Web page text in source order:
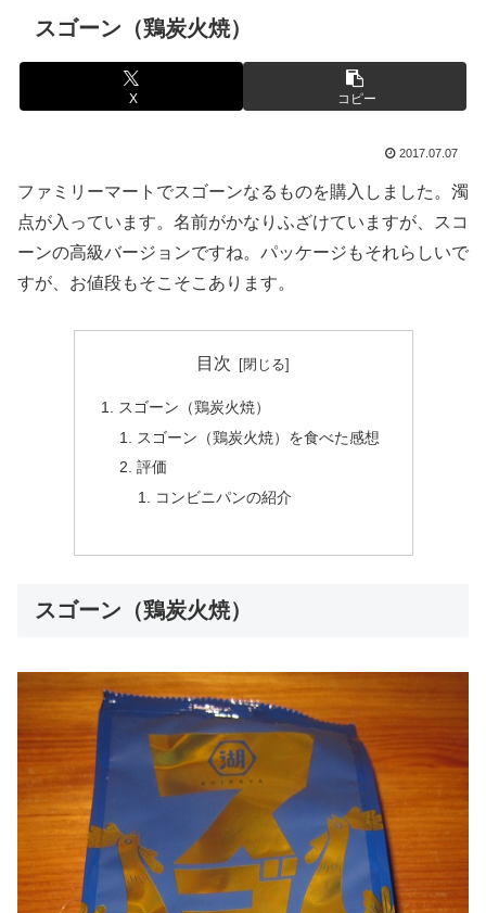
スゴーン（鶏炭火焼）
X コピー
2017.07.07
ファミリーマートでスゴーンなるものを購入しました。濁
点が入っています。名前がかなりふざけていますが、スコ
ーンの高級バージョンですね。パッケージもそれらしいで
すが、お値段もそこそこあります。
目次
スゴーン（鶏炭火焼）
スゴーン（鶏炭火焼）を食べた感想
評価
コンビニパンの紹介
スゴーン（鶏炭火焼）